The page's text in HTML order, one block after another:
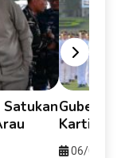
Satukan
Kartika
06/08/